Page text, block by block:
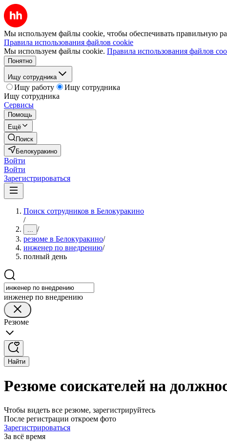
Мы используем файлы cookie, чтобы обеспечивать правильную
Правила использования файлов cookie
Мы используем файлы cookie. Правила использования файлов
Понятно
Ищу сотрудника
Ищу работу
Ищу сотрудника
Ищу сотрудника
Сервисы
Помощь
Ещё
Поиск
Белокуракино
Войти
Войти
Зарегистрироваться
Поиск сотрудников в Белокуракино
/
... /
резюме в Белокуракино/
инженер по внедрению/
полный день
инженер по внедрению
Резюме
Найти
Резюме соискателей на
Чтобы видеть все резюме, зарегистрируйтесь
После регистрации откроем фото
Зарегистрироваться
За всё время